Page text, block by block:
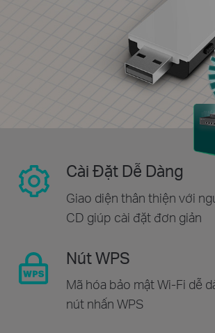
Cài Đặt Dễ Dàng
Giao diện thân thiện với
CD giúp cài đặt đơn giản
Nút WPS
Mã hóa bảo mật Wi-Fi dễ
nút nhấn WPS